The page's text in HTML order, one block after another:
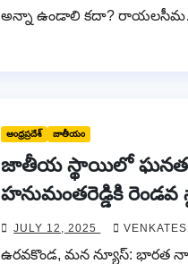
అన్నా ఉండాలి కదా?
ఆంధ్రప్రదేశ్ జాతీయం
జాతీయ స్థాయిలో ఘనత:
హనుమంతరెడ్డికి రెండవ
JULY 12, 2025
ఉరవకొండ, మన న్యూస్: భారత